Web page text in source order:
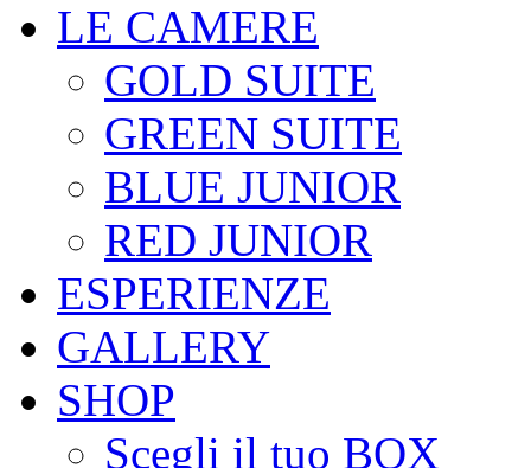
LE CAMERE
GOLD SUITE
GREEN SUITE
BLUE JUNIOR
RED JUNIOR
ESPERIENZE
GALLERY
SHOP
Scegli il tuo BOX